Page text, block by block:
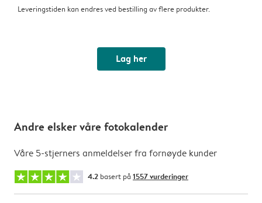
Leveringstiden kan endres ved bestilling av flere produkter.
Lag her
Andre elsker våre fotokalender
Våre 5-stjerners anmeldelser fra fornøyde kunder
4.2 basert på 1557 vurderinger